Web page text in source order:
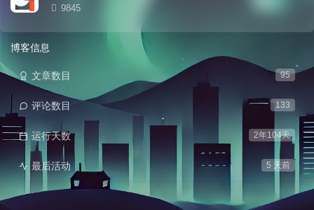
浏览次数:
9845
博客信息
95
文章数目
133
评论数目
2年104天
运行天数
5 天前
最后活动